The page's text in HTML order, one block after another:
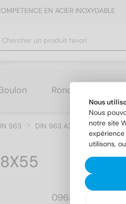
EN ACIER INOXYDABLE
Rondelles
963 DIN 963 A2 M 8X55
096328  55
Nous
Nous
notre site
utilisons,